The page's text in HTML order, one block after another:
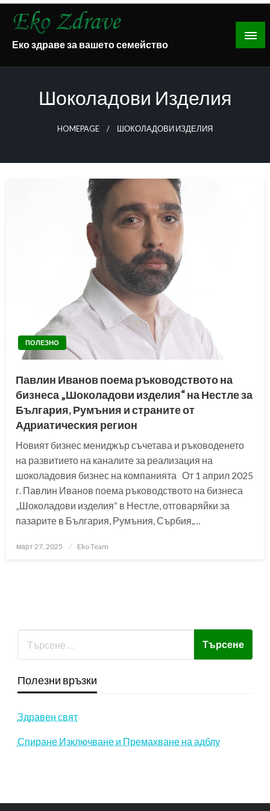
Skip
Еко здраве за вашето семейство
Шоколадови Изделия
HOMEPAGE ШОКОЛАДОВИ ИЗДЕЛИЯ
ПОЛЕЗНО
Павлин Иванов поема ръководството на
бизнеса „Шоколадови изделия“ на Нестле за
България, Румъния и страните от
Адриатическия регион
Новият бизнес мениджър съчетава и ръководенето
на развитието на каналите за реализация на
шоколадовия бизнес на компанията От 1 април 2025
г. Павлин Иванов поема ръководството на бизнеса
„Шоколадови изделия“ в Нестле, отговаряйки за
пазарите в България, Румъния, Сърбия,…
Posted
март 27, 2025 Eko Team
Полезни връзки
Здравен свят
Спиране Изключване и Премахване на адблу